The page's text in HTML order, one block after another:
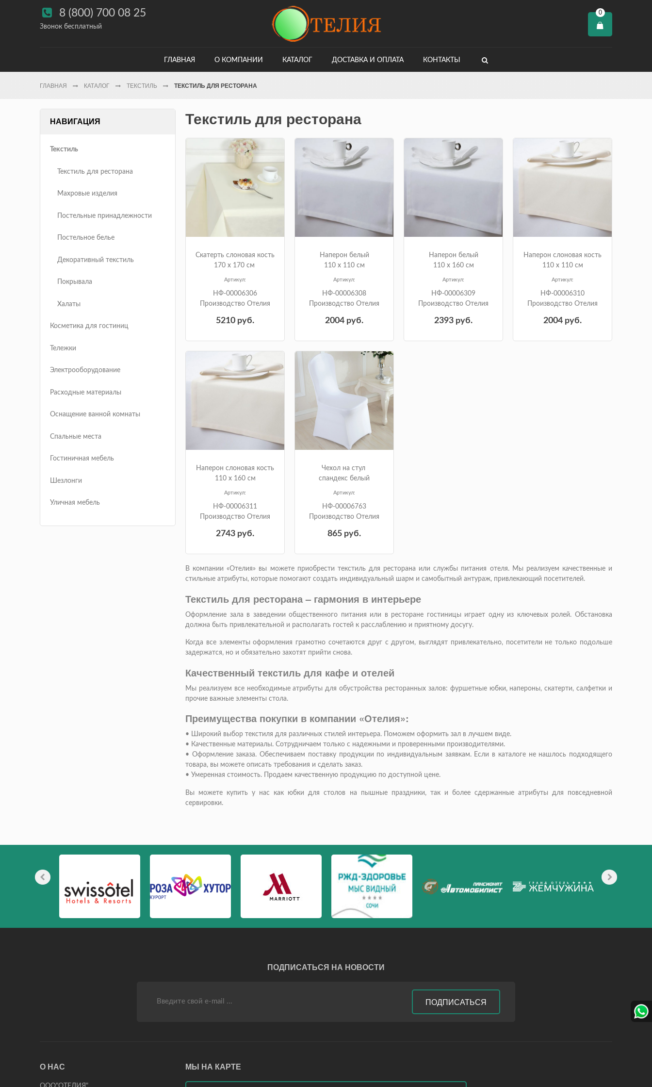
 8 (800) 700 08 25
Звонок бесплатный
0
ГЛАВНАЯ О КОМПАНИИ КАТАЛОГ ДОСТАВКА И ОПЛАТА КОНТАКТЫ
ГЛАВНАЯ КАТАЛОГ ТЕКСТИЛЬ ТЕКСТИЛЬ ДЛЯ РЕСТОРАНА
Текстиль для ресторана
Скатерть слоновая кость
170 х 170 см
Артикул:
НФ-00006306
Производство Отелия
5210 руб.
Наперон белый
110 х 110 см
Артикул:
НФ-00006308
Производство Отелия
2004 руб.
Наперон белый
110 х 160 см
Артикул:
НФ-00006309
Производство Отелия
2393 руб.
Наперон слоновая кость
110 х 110 см
Артикул:
НФ-00006310
Производство Отелия
2004 руб.
Наперон слоновая кость
110 х 160 см
Артикул:
НФ-00006311
Производство Отелия
2743 руб.
Чехол на стул
спандекс белый
Артикул:
НФ-00006763
Производство Отелия
865 руб.
В компании «Отелия» вы можете приобрести текстиль для ресторана или службы питания отеля. Мы реализуем качественные и
стильные атрибуты, которые помогают создать индивидуальный шарм и самобытный антураж, привлекающий посетителей.
Текстиль для ресторана – гармония в интерьере
Оформление зала в заведении общественного питания или в ресторане гостиницы играет одну из ключевых ролей. Обстановка
должна быть привлекательной и располагать гостей к расслаблению и приятному досугу.
Когда все элементы оформления грамотно сочетаются друг с другом, выглядят привлекательно, посетители не только подольше
задержатся, но и обязательно захотят прийти снова.
Качественный текстиль для кафе и отелей
Мы реализуем все необходимые атрибуты для обустройства ресторанных залов: фуршетные юбки, напероны, скатерти, салфетки и
прочие важные элементы стола.
Преимущества покупки в компании «Отелия»:
• Широкий выбор текстиля для различных стилей интерьера. Поможем оформить зал в лучшем виде.
• Качественные материалы. Сотрудничаем только с надежными и проверенными производителями.
• Оформление заказа. Обеспечиваем поставку продукции по индивидуальным заявкам. Если в каталоге не нашлось подходящего
товара, вы можете описать требования и сделать заказ.
• Умеренная стоимость. Продаем качественную продукцию по доступной цене.
Вы можете купить у нас как юбки для столов на пышные праздники, так и более сдержанные атрибуты для повседневной
сервировки.
НАВИГАЦИЯ
Текстиль
Текстиль для ресторана
Махровые изделия
Постельные принадлежности
Постельное белье
Декоративный текстиль
Покрывала
Халаты
Косметика для гостиниц
Тележки
Электрооборудование
Расходные материалы
Оснащение ванной комнаты
Спальные места
Гостиничная мебель
Шезлонги
Уличная мебель
ПОДПИСАТЬСЯ НА НОВОСТИ
ПОДПИСАТЬСЯ
О НАС МЫ НА КАРТЕ